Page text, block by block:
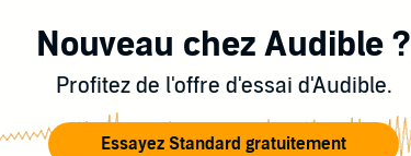
Nouveau chez Audible ?
Profitez de l'offre d'essai d'Audible.
Essayez Standard gratuitement